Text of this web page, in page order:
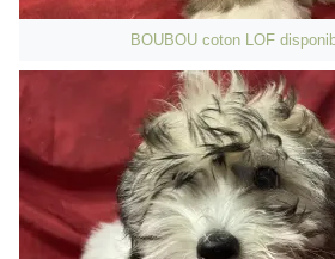
BOUBOU coton LOF